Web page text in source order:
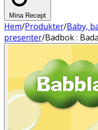
Mina Recept
Hem/Produkter/Baby,
presenter/Badbok :